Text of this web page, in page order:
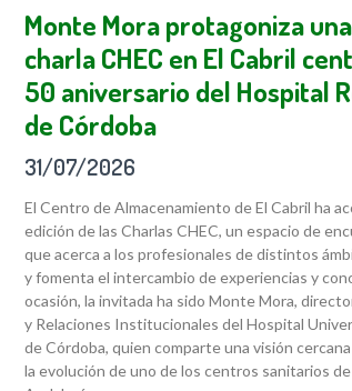
Monte Mora protagoniza
charla CHEC en El Cabril
50 aniversario del Hospital
de Córdoba
31/07/2026
El Centro de Almacenamiento de El Cabril ha
edición de las Charlas CHEC, un espacio de
que acerca a los profesionales de distintos
y fomenta el intercambio de experiencias y
ocasión, la invitada ha sido Monte Mora,
y Relaciones Institucionales del Hospital
de Córdoba, quien comparte una visión
la evolución de uno de los centros sanitarios